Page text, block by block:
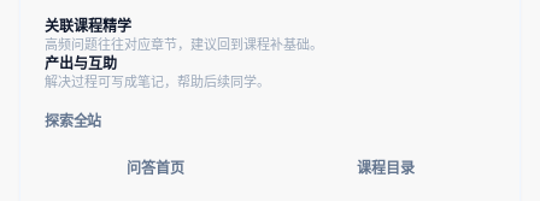
关联课程精学
高频问题往往对应章节，建议回到课程补基础。
产出与互助
解决过程可写成笔记，帮助后续同学。
探索全站
问答首页 课程目录